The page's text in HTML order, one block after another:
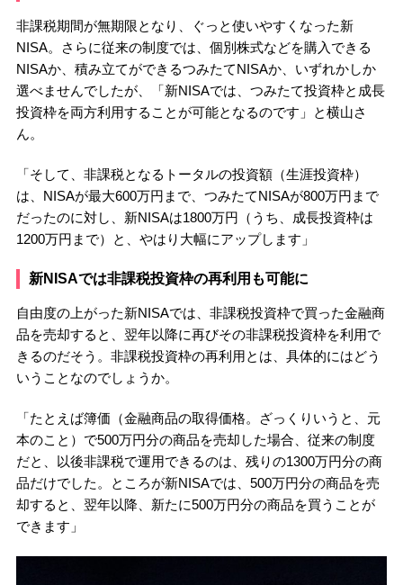
非課税期間が無期限となり、ぐっと使いやすくなった新
NISA。さらに従来の制度では、個別株式などを購入できる
NISAか、積み立てができるつみたてNISAか、いずれかしか
選べませんでしたが、「新NISAでは、つみたて投資枠と成長
投資枠を両方利用することが可能となるのです」と横山さ
ん。
「そして、非課税となるトータルの投資額（生涯投資枠）
は、NISAが最大600万円まで、つみたてNISAが800万円まで
だったのに対し、新NISAは1800万円（うち、成長投資枠は
1200万円まで）と、やはり大幅にアップします」
新NISAでは非課税投資枠の再利用も可能に
自由度の上がった新NISAでは、非課税投資枠で買った金融商
品を売却すると、翌年以降に再びその非課税投資枠を利用で
きるのだそう。非課税投資枠の再利用とは、具体的にはどう
いうことなのでしょうか。
「たとえば簿価（金融商品の取得価格。ざっくりいうと、元
本のこと）で500万円分の商品を売却した場合、従来の制度
だと、以後非課税で運用できるのは、残りの1300万円分の商
品だけでした。ところが新NISAでは、500万円分の商品を売
却すると、翌年以降、新たに500万円分の商品を買うことが
できます」